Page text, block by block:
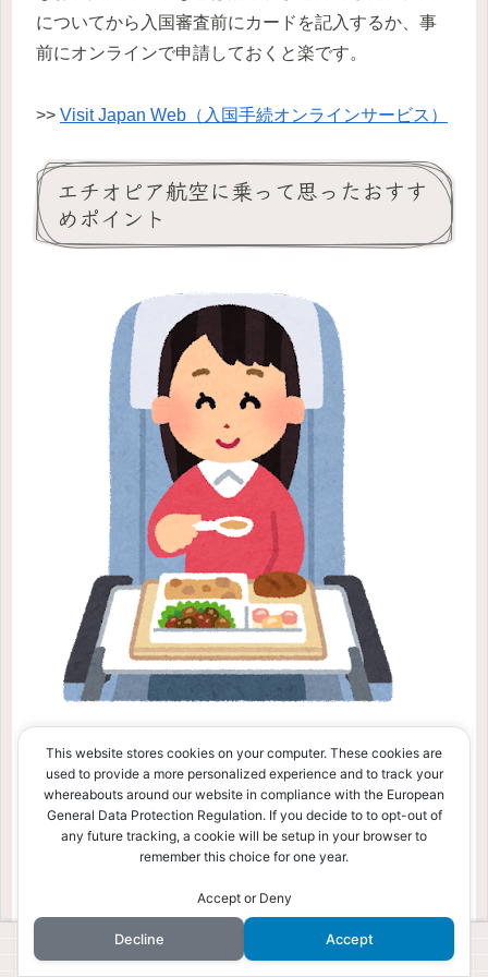
についてから入国審査前にカードを記入するか、事
前にオンラインで申請しておくと楽です。
>> Visit Japan Web（入国手続オンラインサービス）
エチオピア航空に乗って思ったおすす
めポイント
ここでは、エチオピア航空会社に実際に搭乗して
「いいじゃん！」と思ったポイントをまとめて紹介
します。
ANAやアシアナのマイルが貯まる
機内食がめちゃめちゃ美味しかった
ホーム 検索 トップ サイドバー
This website stores cookies on your computer. These cookies are
used to provide a more personalized experience and to track your
whereabouts around our website in compliance with the European
General Data Protection Regulation. If you decide to to opt-out of
any future tracking, a cookie will be setup in your browser to
remember this choice for one year.
Accept or Deny
Decline Accept